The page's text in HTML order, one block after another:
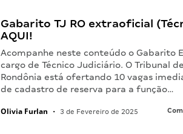
Gabarito TJ RO extraoficial
AQUI!
Acompanhe neste conteúdo o Gabarito
cargo de Técnico Judiciário. O Tribunal
Rondônia está ofertando 10 vagas
de cadastro de reserva para a função…
Olivia Furlan • 3 de Fevereiro de 2025